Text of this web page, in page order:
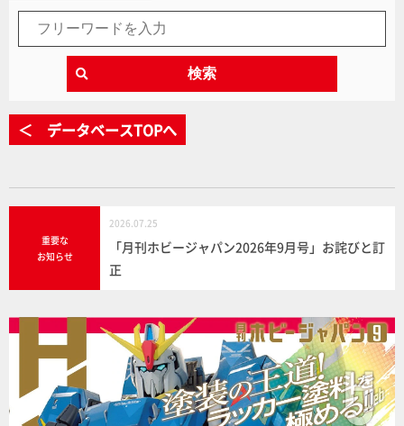
検索
＜ データベースTOPへ
重要な
お知らせ
2026.07.25
「月刊ホビージャパン2026年9月号」お詫びと訂
正